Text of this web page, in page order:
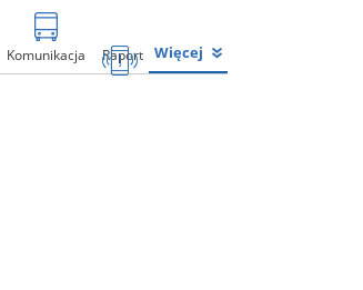
Komunikacja Raport Więcej